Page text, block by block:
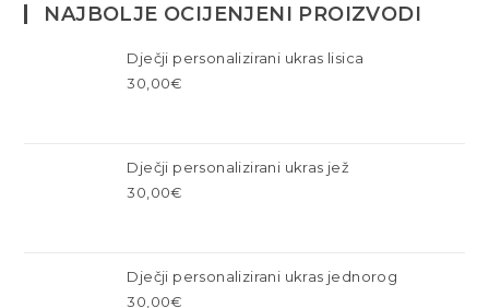
NAJBOLJE OCIJENJENI PROIZVODI
Dječji personalizirani ukras lisica
30,00€
Dječji personalizirani ukras jež
30,00€
Dječji personalizirani ukras jednorog
30,00€